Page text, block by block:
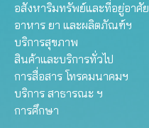
อสังหาริมทรัพย์และที่อยู่อาศัย
อาหาร ยา และผลิตภัณฑ์ฯ
บริการสุขภาพ
สินค้าและบริการทั่วไป
การสื่อสาร โทรคมนาคมฯ
บริการ สาธารณะ ฯ
การศึกษา